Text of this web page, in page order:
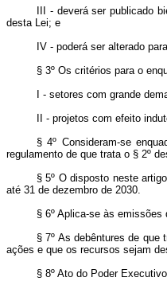
III - deverá ser publicado
desta Lei; e
IV - poderá ser alterado
§ 3º Os critérios para o
I - setores com grande
II - projetos com efeito
§ 4º Consideram-se
regulamento de que trata o § 2º
§ 5º O disposto neste
até 31 de dezembro de 2030.
§ 6º Aplica-se às
§ 7º As debêntures de
ações e que os recursos sejam
§ 8º Ato do Poder